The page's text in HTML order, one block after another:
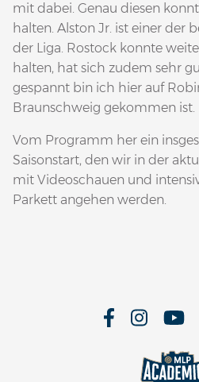
mit dabei. Genau diesen
halten. Alston Jr. ist einer der
der Liga. Rostock konnte
halten, hat sich zudem sehr
gespannt bin ich hier auf
Braunschweig gekommen ist.
Vom Programm her ein
Saisonstart, den wir in der
mit Videoschauen und
Parkett angehen werden.